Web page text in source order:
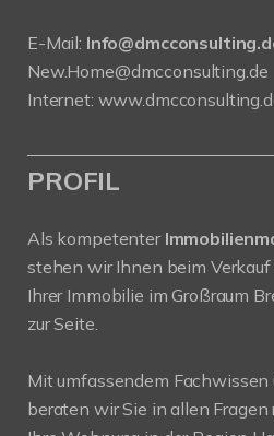
E-Mail:
New.Home@dmcconsulting.de
Internet:
PROFIL
Als kompetenter
stehen wir Ihnen beim
Ihrer Immobilie im Großraum
zur Seite.
Mit umfassendem Fachwissen
beraten wir Sie in allen Fragen